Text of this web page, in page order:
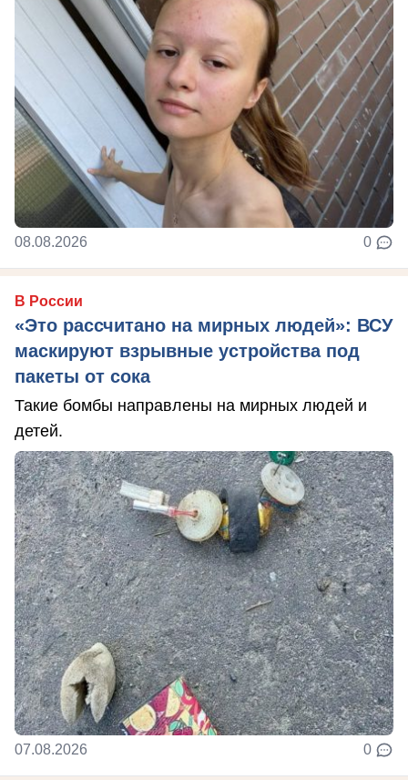
08.08.2026 0
В России
«Это рассчитано на мирных людей»: ВСУ
маскируют взрывные устройства под
пакеты от сока
Такие бомбы направлены на мирных людей и
детей.
07.08.2026 0